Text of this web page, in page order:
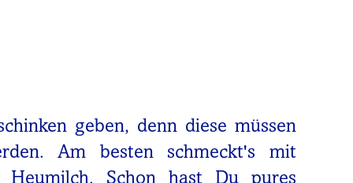
geben, denn diese müssen
Am besten schmeckt's mit